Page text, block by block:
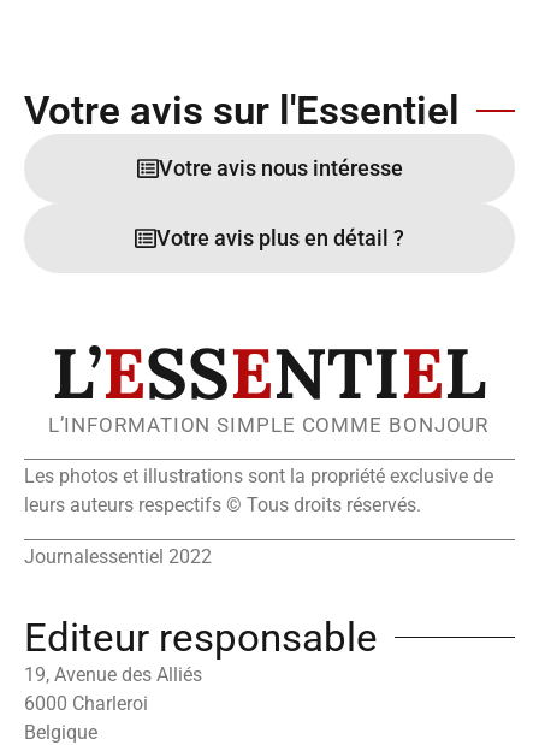
Votre avis sur l'Essentiel
Votre avis nous intéresse
Votre avis plus en détail ?
L’ESSENTIEL
L’INFORMATION SIMPLE COMME BONJOUR
Les photos et illustrations sont la propriété exclusive de
leurs auteurs respectifs © Tous droits réservés.
Journalessentiel 2022
Editeur responsable
19, Avenue des Alliés
6000 Charleroi
Belgique